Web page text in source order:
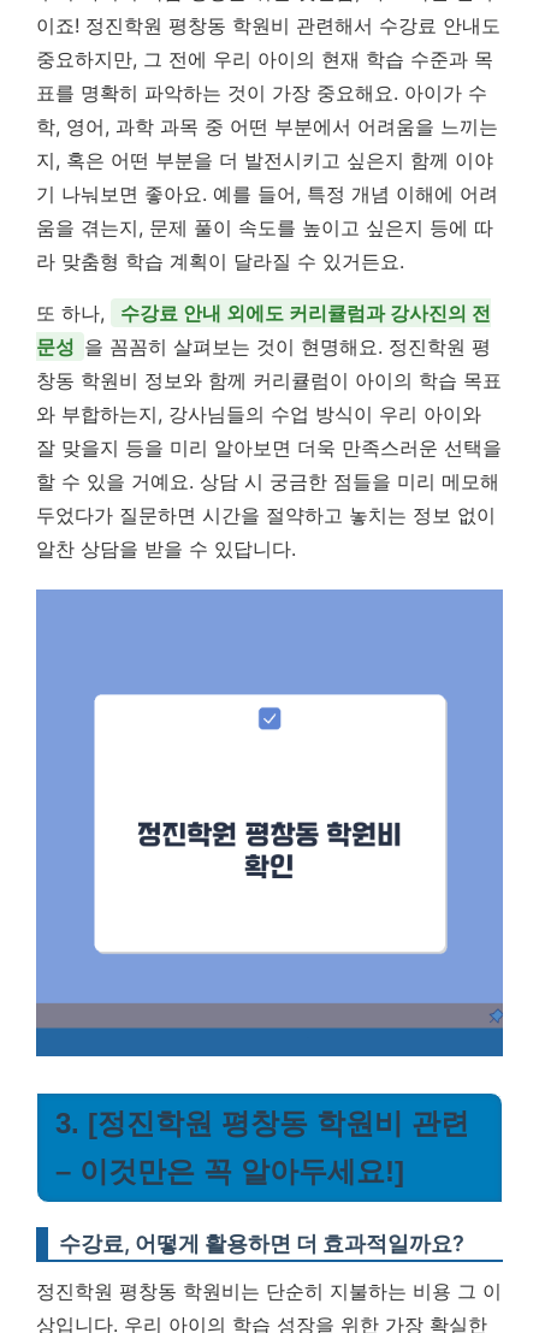
이죠! 정진학원 평창동 학원비 관련해서 수강료 안내도
중요하지만, 그 전에 우리 아이의 현재 학습 수준과 목
표를 명확히 파악하는 것이 가장 중요해요. 아이가 수
학, 영어, 과학 과목 중 어떤 부분에서 어려움을 느끼는
지, 혹은 어떤 부분을 더 발전시키고 싶은지 함께 이야
기 나눠보면 좋아요. 예를 들어, 특정 개념 이해에 어려
움을 겪는지, 문제 풀이 속도를 높이고 싶은지 등에 따
라 맞춤형 학습 계획이 달라질 수 있거든요.
또 하나,
수강료 안내 외에도 커리큘럼과 강사진의 전
문성 을 꼼꼼히 살펴보는 것이 현명해요. 정진학원 평
창동 학원비 정보와 함께 커리큘럼이 아이의 학습 목표
와 부합하는지, 강사님들의 수업 방식이 우리 아이와
잘 맞을지 등을 미리 알아보면 더욱 만족스러운 선택을
할 수 있을 거예요. 상담 시 궁금한 점들을 미리 메모해
두었다가 질문하면 시간을 절약하고 놓치는 정보 없이
알찬 상담을 받을 수 있답니다.
3. [정진학원 평창동 학원비 관련
– 이것만은 꼭 알아두세요!]
수강료, 어떻게 활용하면 더 효과적일까요?
정진학원 평창동 학원비는 단순히 지불하는 비용 그 이
상입니다. 우리 아이의 학습 성장을 위한 가장 확실한